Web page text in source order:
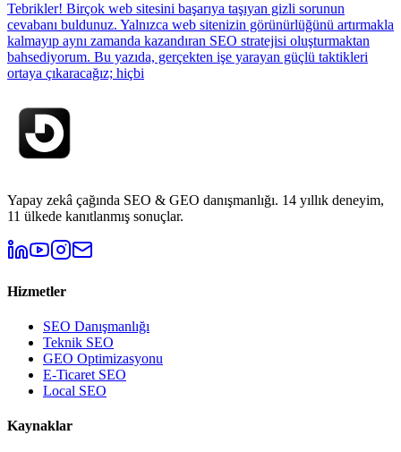
Tebrikler! Birçok web sitesini başarıya taşıyan gizli sorunun
cevabanı buldunuz. Yalnızca web sitenizin görünürlüğünü artırmakla
kalmayıp aynı zamanda kazandıran SEO stratejisi oluşturmaktan
bahsediyorum. Bu yazıda, gerçekten işe yarayan güçlü taktikleri
ortaya çıkaracağız; hiçbi
Yapay zekâ çağında SEO & GEO danışmanlığı. 14 yıllık deneyim,
11 ülkede kanıtlanmış sonuçlar.
Hizmetler
SEO Danışmanlığı
Teknik SEO
GEO Optimizasyonu
E-Ticaret SEO
Local SEO
Kaynaklar